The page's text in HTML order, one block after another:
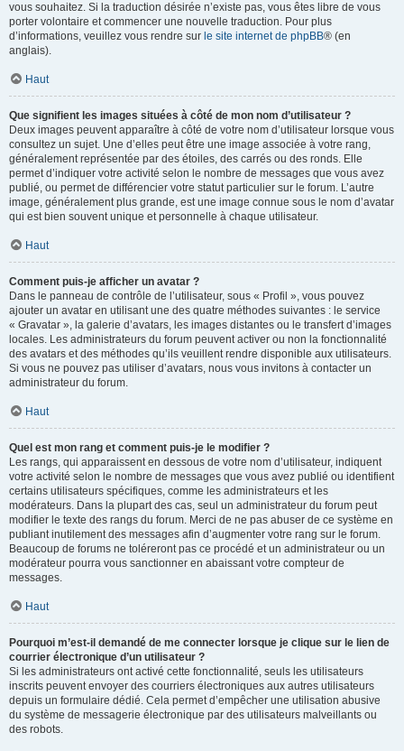
vous souhaitez. Si la traduction désirée n’existe pas, vous êtes libre de vous
porter volontaire et commencer une nouvelle traduction. Pour plus
d’informations, veuillez vous rendre sur le site internet de phpBB® (en
anglais).
Haut
Que signifient les images situées à côté de mon nom d’utilisateur ?
Deux images peuvent apparaître à côté de votre nom d’utilisateur lorsque vous
consultez un sujet. Une d’elles peut être une image associée à votre rang,
généralement représentée par des étoiles, des carrés ou des ronds. Elle
permet d’indiquer votre activité selon le nombre de messages que vous avez
publié, ou permet de différencier votre statut particulier sur le forum. L’autre
image, généralement plus grande, est une image connue sous le nom d’avatar
qui est bien souvent unique et personnelle à chaque utilisateur.
Haut
Comment puis-je afficher un avatar ?
Dans le panneau de contrôle de l’utilisateur, sous « Profil », vous pouvez
ajouter un avatar en utilisant une des quatre méthodes suivantes : le service
« Gravatar », la galerie d’avatars, les images distantes ou le transfert d’images
locales. Les administrateurs du forum peuvent activer ou non la fonctionnalité
des avatars et des méthodes qu’ils veuillent rendre disponible aux utilisateurs.
Si vous ne pouvez pas utiliser d’avatars, nous vous invitons à contacter un
administrateur du forum.
Haut
Quel est mon rang et comment puis-je le modifier ?
Les rangs, qui apparaissent en dessous de votre nom d’utilisateur, indiquent
votre activité selon le nombre de messages que vous avez publié ou identifient
certains utilisateurs spécifiques, comme les administrateurs et les
modérateurs. Dans la plupart des cas, seul un administrateur du forum peut
modifier le texte des rangs du forum. Merci de ne pas abuser de ce système en
publiant inutilement des messages afin d’augmenter votre rang sur le forum.
Beaucoup de forums ne toléreront pas ce procédé et un administrateur ou un
modérateur pourra vous sanctionner en abaissant votre compteur de
messages.
Haut
Pourquoi m’est-il demandé de me connecter lorsque je clique sur le lien de
courrier électronique d’un utilisateur ?
Si les administrateurs ont activé cette fonctionnalité, seuls les utilisateurs
inscrits peuvent envoyer des courriers électroniques aux autres utilisateurs
depuis un formulaire dédié. Cela permet d’empêcher une utilisation abusive
du système de messagerie électronique par des utilisateurs malveillants ou
des robots.